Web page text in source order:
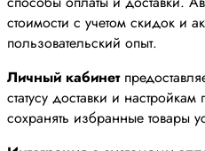
стоимости с учетом скидок и
пользовательский опыт.
Личный кабинет
статусу доставки и
сохранять избранные товары